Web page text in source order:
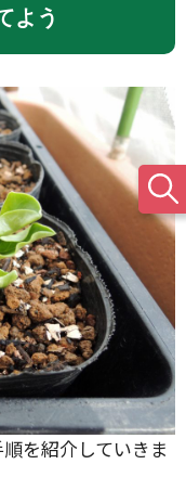
よう
を紹介していきま